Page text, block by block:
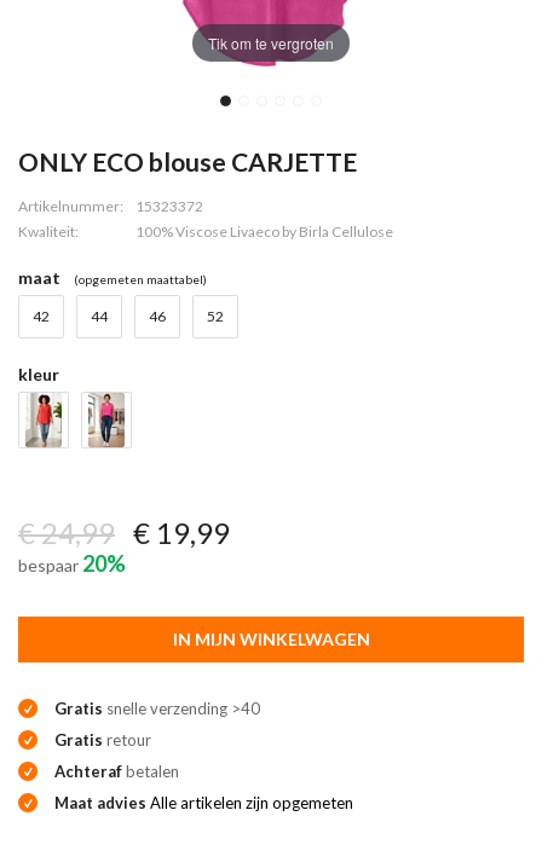
Tik om te vergroten
ONLY ECO blouse CARJETTE
Artikelnummer:
15323372
Kwaliteit:
100% Viscose Livaeco by Birla Cellulose
maat (opgemeten maattabel)
42 44 46 52
kleur
€ 24,99 € 19,99
bespaar 20%
IN MIJN WINKELWAGEN
Gratis snelle verzending >40
Gratis retour
Achterafbetalen
Maat advies Alle artikelen zijn opgemeten